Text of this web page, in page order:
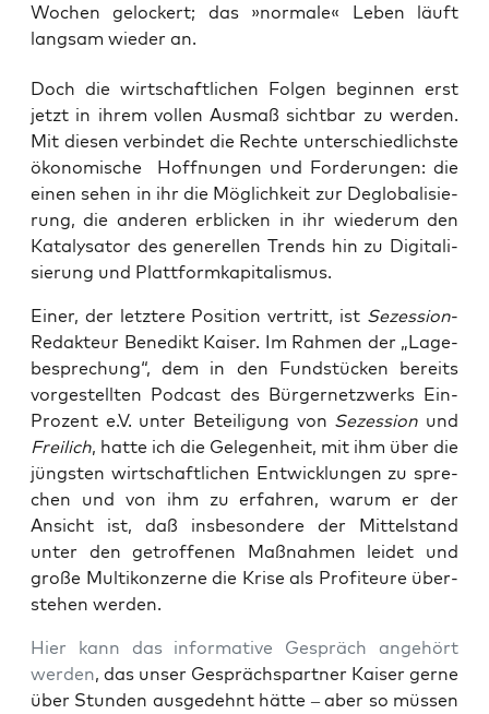
Wochen gelockert; das »normale« Leben läuft
langsam wieder an.
Doch die wirt­schaft­li­chen Fol­gen begin­nen erst
jetzt in ihrem vol­len Aus­maß sicht­bar zu wer­den.
Mit die­sen ver­bin­det die Rech­te unter­schied­lichs­te
öko­no­mi­sche Hoff­nun­gen und For­de­run­gen: die
einen sehen in ihr die Mög­lich­keit zur Deglo­ba­li­sie­
rung, die ande­ren erbli­cken in ihr wie­der­um den
Kata­ly­sa­tor des gene­rel­len Trends hin zu Digi­ta­li­
sie­rung und Plattformkapitalismus.
Einer, der letz­te­re Posi­ti­on ver­tritt, ist Sezes­si­on-
Redak­teur Bene­dikt Kai­ser. Im Rah­men der „Lage­
be­spre­chung“, dem in den Fund­stü­cken bereits
vor­ge­stell­ten Pod­cast des Bür­ger­netz­werks Ein­
Pro­zent e.V. unter Betei­li­gung von Sezes­si­on und
Frei­lich, hat­te ich die Gele­gen­heit, mit ihm über die
jüngs­ten wirt­schaft­li­chen Ent­wick­lun­gen zu spre­
chen und von ihm zu erfah­ren, war­um er der
Ansicht ist, daß ins­be­son­de­re der Mit­tel­stand
unter den getrof­fe­nen Maß­nah­men lei­det und
gro­ße Mul­ti­kon­zer­ne die Kri­se als Pro­fi­teu­re über­
ste­hen werden.
Hier kann das infor­ma­ti­ve Gespräch ange­hört
wer­den, das unser Gesprächs­part­ner Kai­ser ger­ne
über Stun­den aus­ge­dehnt hät­te – aber so müs­sen